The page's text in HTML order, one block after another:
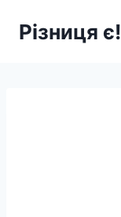
Різниця є!